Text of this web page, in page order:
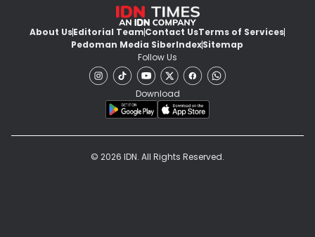
About UsEditorial TeamContact UsTerms of Services
Pedoman Media SiberIndexSitemap
Follow Us
Download
© 2026 IDN. All Rights Reserved.